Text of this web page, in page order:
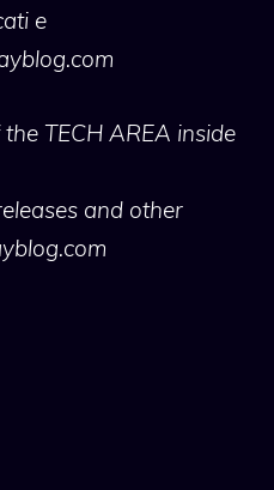
e
TECH AREA inside
and other